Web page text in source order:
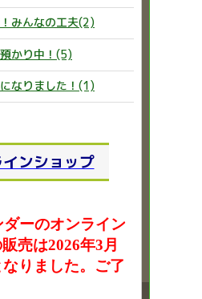
みんなの工夫(2)
かり中！(5)
なりました！(1)
ンショップ
ーのオンライン
売は2026年3月
りました。ご了